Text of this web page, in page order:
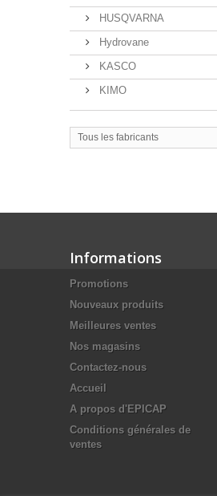
HUSQVARNA
Hydrovane
KASCO
KIMO
Tous les fabricants
Informations
Promotions
Nouveaux produits
Meilleures ventes
Nos magasins
Contactez-nous
Accueil
A propos d'EPICAP
Conditions générales de
ventes